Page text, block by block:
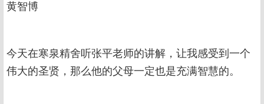
黄智博
今天在寒泉精舍听张平老师的讲解，让我感受到一个
伟大的圣贤，那么他的父母一定也是充满智慧的。